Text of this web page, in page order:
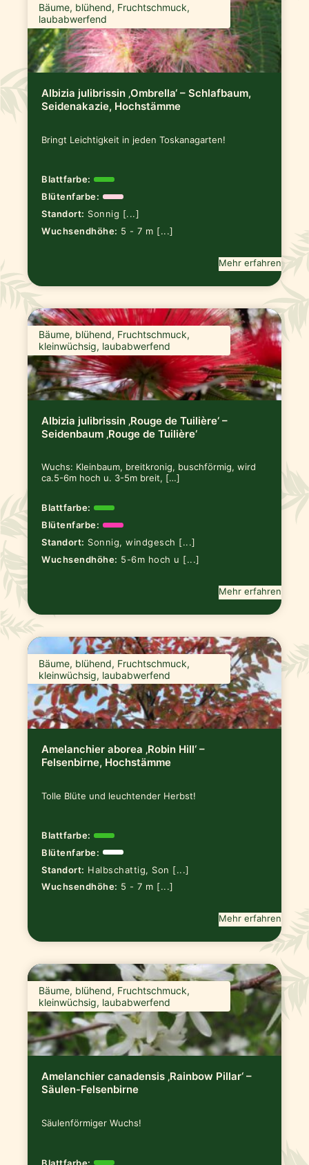
Bäume, blühend, Fruchtschmuck,
laubabwerfend
Albizia julibrissin ‚Ombrella‘ – Schlafbaum,
Seidenakazie, Hochstämme
Bringt Leichtigkeit in jeden Toskanagarten!
Blattfarbe:
Blütenfarbe:
Standort: Sonnig [...]
Wuchsendhöhe: 5 - 7 m [...]
Mehr erfahren
Bäume, blühend, Fruchtschmuck,
kleinwüchsig, laubabwerfend
Albizia julibrissin ‚Rouge de Tuilière‘ –
Seidenbaum ‚Rouge de Tuilière‘
Wuchs: Kleinbaum, breitkronig, buschförmig, wird
ca.5-6m hoch u. 3-5m breit, […]
Blattfarbe:
Blütenfarbe:
Standort: Sonnig, windgesch [...]
Wuchsendhöhe: 5-6m hoch u [...]
Mehr erfahren
Bäume, blühend, Fruchtschmuck,
kleinwüchsig, laubabwerfend
Amelanchier aborea ‚Robin Hill‘ –
Felsenbirne, Hochstämme
Tolle Blüte und leuchtender Herbst!
Blattfarbe:
Blütenfarbe:
Standort: Halbschattig, Son [...]
Wuchsendhöhe: 5 - 7 m [...]
Mehr erfahren
Bäume, blühend, Fruchtschmuck,
kleinwüchsig, laubabwerfend
Amelanchier canadensis ‚Rainbow Pillar‘ –
Säulen-Felsenbirne
Säulenförmiger Wuchs!
Blattfarbe: